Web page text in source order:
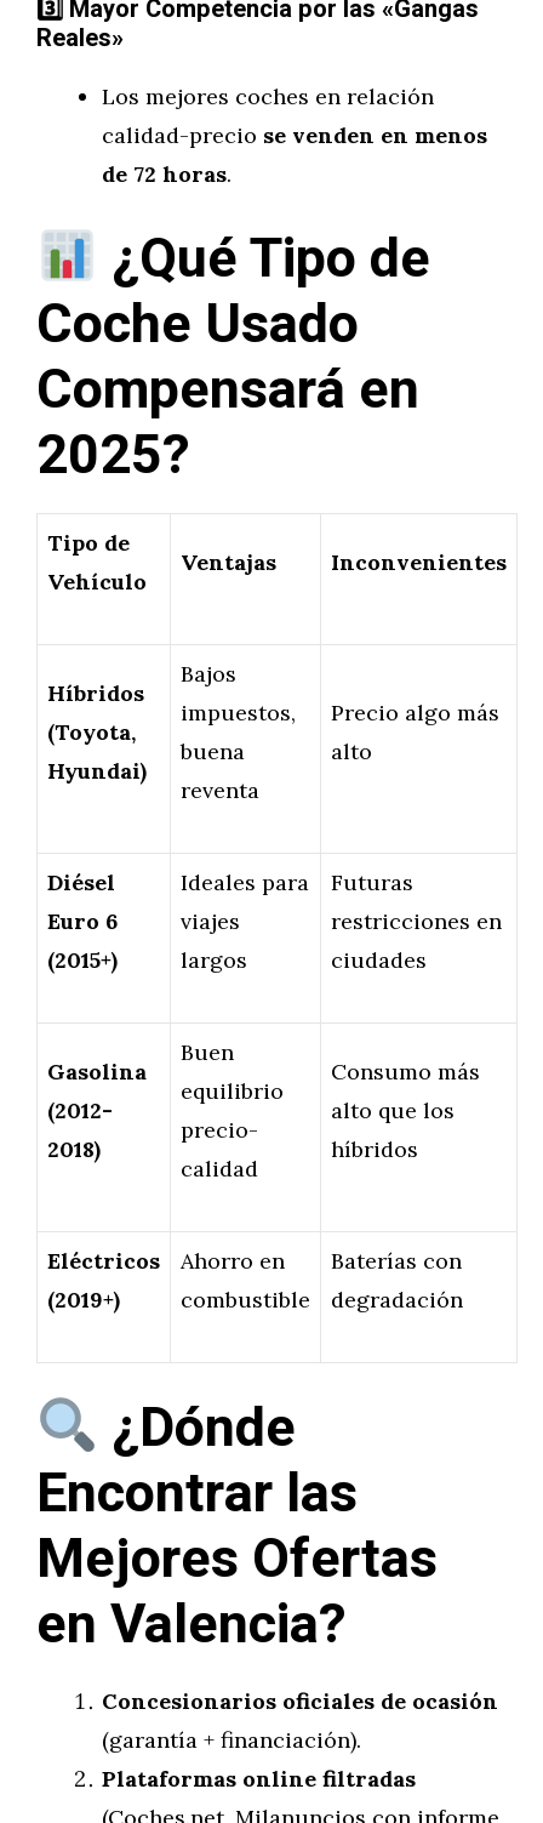
3️ Mayor Competencia por las «Gangas
Reales»
Los mejores coches en relación
calidad-precio se venden en menos
de 72 horas.
¿Qué Tipo de
Coche Usado
Compensará en
2025?
Tipo de
Vehículo
Ventajas Inconvenientes
Híbridos
(Toyota,
Hyundai)
Bajos
impuestos,
buena
reventa
Precio algo más
alto
Diésel
Euro 6
(2015+)
Ideales para
viajes
largos
Futuras
restricciones en
ciudades
Gasolina
(2012-
2018)
Buen
equilibrio
precio-
calidad
Consumo más
alto que los
híbridos
Eléctricos
(2019+)
Ahorro en
combustible
Baterías con
degradación
¿Dónde
Encontrar las
Mejores Ofertas
en Valencia?
Concesionarios oficiales de ocasión
(garantía + financiación).
Plataformas online filtradas